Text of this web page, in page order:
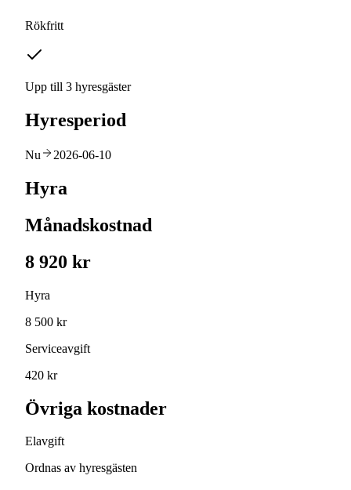
Rökfritt
Upp till 3 hyresgäster
Hyresperiod
Nu 2026-06-10
Hyra
Månadskostnad
8 920 kr
Hyra
8 500 kr
Serviceavgift
420 kr
Övriga kostnader
Elavgift
Ordnas av hyresgästen